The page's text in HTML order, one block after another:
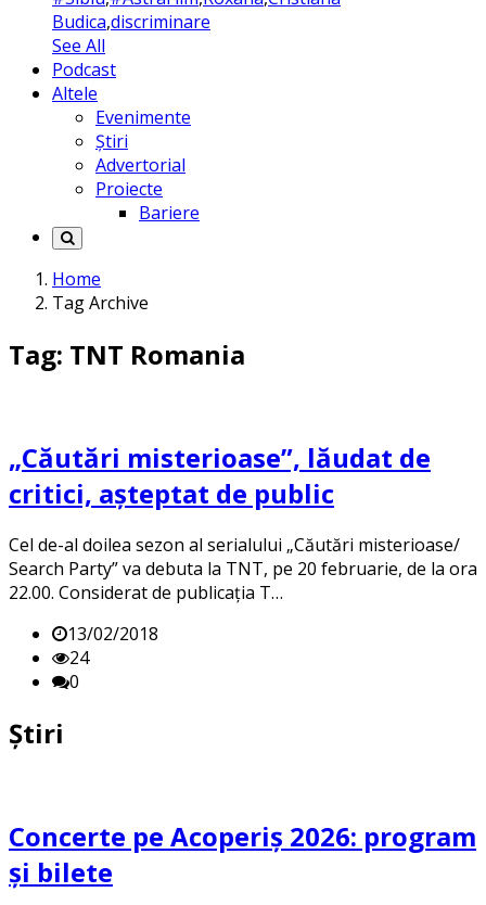
Budica,discriminare
See All
Podcast
Altele
Evenimente
Știri
Advertorial
Proiecte
Bariere
Home
Tag Archive
Tag: TNT Romania
„Căutări misterioase”, lăudat de
critici, așteptat de public
Cel de-al doilea sezon al serialului „Căutări misterioase/
Search Party” va debuta la TNT, pe 20 februarie, de la ora
22.00. Considerat de publicația T…
13/02/2018
24
0
Știri
Concerte pe Acoperiș 2026: program
și bilete